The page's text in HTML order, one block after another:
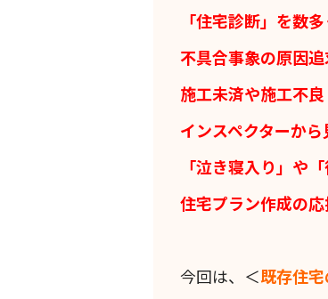
「住宅診断」を数
不具合事象の原因
施工未済や施工不
インスペクターか
「泣き寝入り」や
住宅プラン作成の
今回は、＜既存住